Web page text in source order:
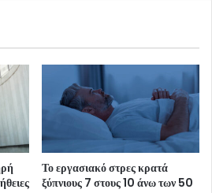
Το εργασιακό στρες κρατά
ξύπνιους 7 στους 10 άνω των 50